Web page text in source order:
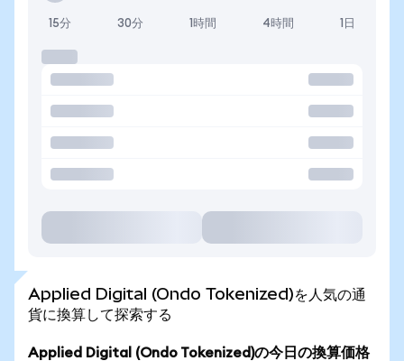
15分 30分 1時間 4時間 1日
Applied Digital (Ondo Tokenized)を人気の通
貨に換算して探索する
Applied Digital (Ondo Tokenized)の今日の換算価格